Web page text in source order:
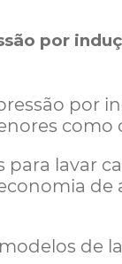
por
por
como
para lavar
de
de